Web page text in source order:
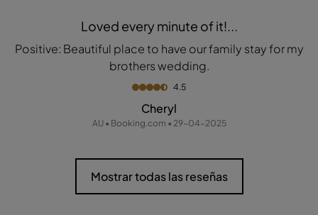
Loved every minute of it!...
Positive: Beautiful place to have our family stay for my
brothers wedding.
4.5
Cheryl
AU • Booking.com • 29-04-2025
Mostrar todas las reseñas